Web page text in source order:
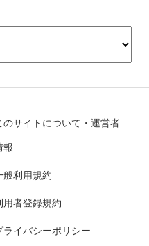
のサイトについて・運営者
報
般利用規約
用者登録規約
ライバシーポリシー